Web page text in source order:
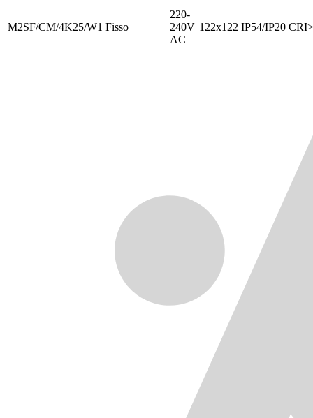
M2SF/CM/4K25/W1 Fisso
220-
240V
AC
122x122 IP54/IP20